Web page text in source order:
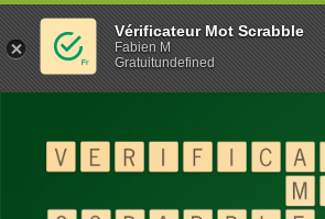
Vérificateur Mot Scrabble
Fabien M
Gratuitundefined